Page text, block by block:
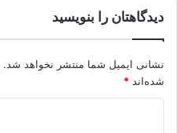
دیدگاهتان را بنویسید
نشانی ایمیل شما منتشر نخواهد شد.
شده‌اند *